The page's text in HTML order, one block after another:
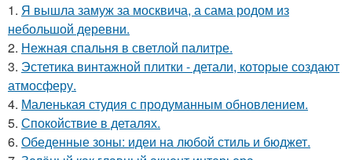
1. Я вышла замуж за москвича, а сама родом из
небольшой деревни.
2. Нежная спальня в светлой палитре.
3. Эстетика винтажной плитки - детали, которые создают
атмосферу.
4. Маленькая студия с продуманным обновлением.
5. Спокойствие в деталях.
6. Обеденные зоны: идеи на любой стиль и бюджет.